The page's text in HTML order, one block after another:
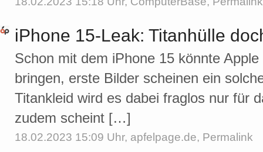
iPhone 15-Leak: Titanhülle
Schon mit dem iPhone 15 könnte
bringen, erste Bilder scheinen ein
Titankleid wird es dabei fraglos nur für
zudem scheint […]
18.02.2023 15:09 Uhr, apfelpage.de, Permalink